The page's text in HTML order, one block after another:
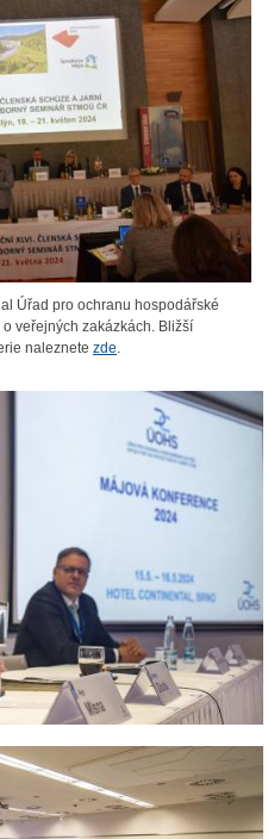
Úřad pro ochranu hospodářské
veřejných zakázkách. Bližší
naleznete zde.